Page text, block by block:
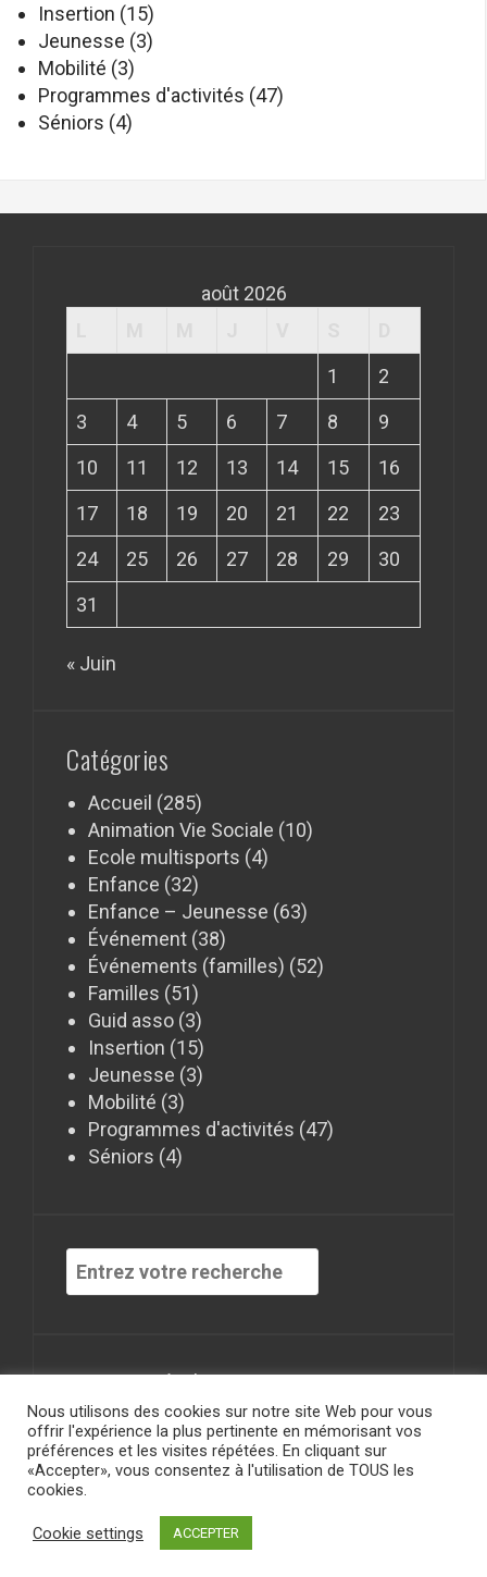
Insertion (15)
Jeunesse (3)
Mobilité (3)
Programmes d'activités (47)
Séniors (4)
août 2026
1
2
3
4 5 6 7 8
9
10
11 12 13 14 15
16
17
18 19 20 21 22
23
24
25 26 27 28 29
30
31
« Juin
Catégories
Accueil (285)
Animation Vie Sociale (10)
Ecole multisports (4)
Enfance (32)
Enfance – Jeunesse (63)
Événement (38)
Événements (familles) (52)
Familles (51)
Guid asso (3)
Insertion (15)
Jeunesse (3)
Mobilité (3)
Programmes d'activités (47)
Séniors (4)
Recherche
pour
Mentions Légales
FlyMagpar Themeisle
Nous utilisons des cookies sur notre site Web pour vous
offrir l'expérience la plus pertinente en mémorisant vos
préférences et les visites répétées. En cliquant sur
«Accepter», vous consentez à l'utilisation de TOUS les
cookies.
Cookie settings ACCEPTER